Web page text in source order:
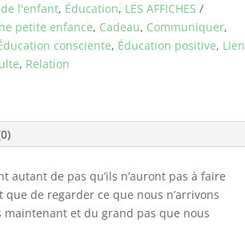
l'enfant, Éducation, LES AFFICHES
petite enfance, Cadeau, Communiquer,
consciente, Éducation positive, Lien
, Relation
autant de pas qu’ils n’auront pas à faire
de regarder ce que nous n’arrivons
et du grand pas que nous